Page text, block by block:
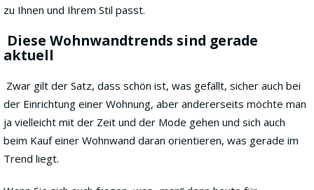
zu Ihnen und Ihrem Stil passt.
Diese Wohnwandtrends sind gerade
aktuell
Zwar gilt der Satz, dass schön ist, was gefällt, sicher auch bei
der Einrichtung einer Wohnung, aber andererseits möchte man
ja vielleicht mit der Zeit und der Mode gehen und sich auch
beim Kauf einer Wohnwand daran orientieren, was gerade im
Trend liegt.